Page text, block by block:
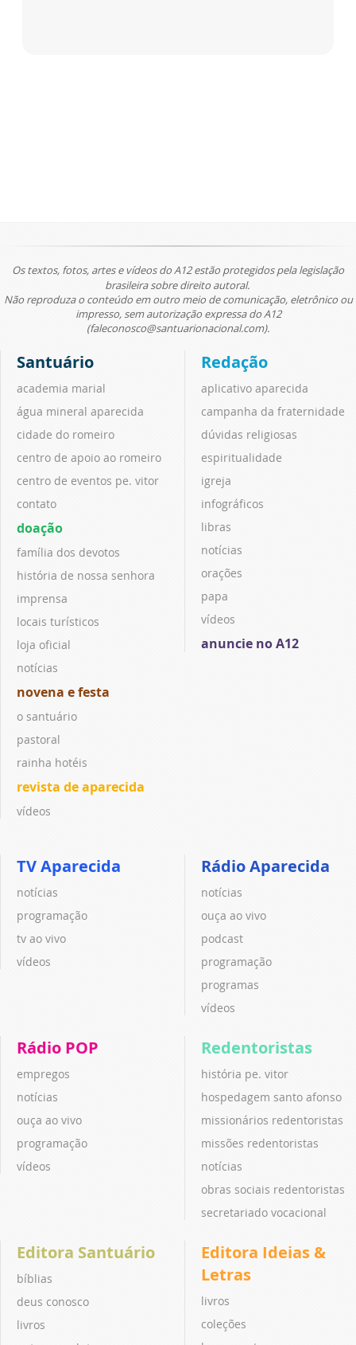
Os textos, fotos, artes e vídeos do A12 estão protegidos pela legislação
brasileira sobre direito autoral.
Não reproduza o conteúdo em outro meio de comunicação, eletrônico ou
impresso, sem autorização expressa do A12
(faleconosco@santuarionacional.com).
Santuário
academia marial
água mineral aparecida
cidade do romeiro
centro de apoio ao romeiro
centro de eventos pe. vitor
contato
doação
família dos devotos
história de nossa senhora
imprensa
locais turísticos
loja oficial
notícias
novena e festa
o santuário
pastoral
rainha hotéis
revista de aparecida
vídeos
Redação
aplicativo aparecida
campanha da fraternidade
dúvidas religiosas
espiritualidade
igreja
infográficos
libras
notícias
orações
papa
vídeos
anuncie no A12
TV Aparecida
notícias
programação
tv ao vivo
vídeos
Rádio Aparecida
notícias
ouça ao vivo
podcast
programação
programas
vídeos
Rádio POP
empregos
notícias
ouça ao vivo
programação
vídeos
Redentoristas
história pe. vitor
hospedagem santo afonso
missionários redentoristas
missões redentoristas
notícias
obras sociais redentoristas
secretariado vocacional
Editora Santuário
bíblias
deus conosco
livros
Editora Ideias &
Letras
livros
coleções